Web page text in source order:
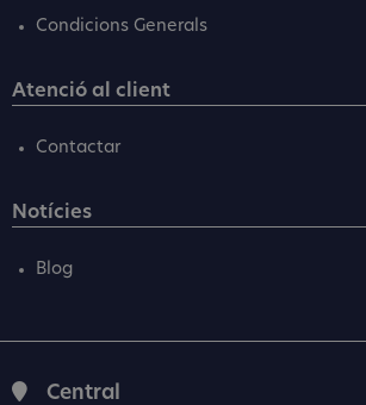
Condicions Generals
Atenció al client
Contactar
Notícies
Blog
Central